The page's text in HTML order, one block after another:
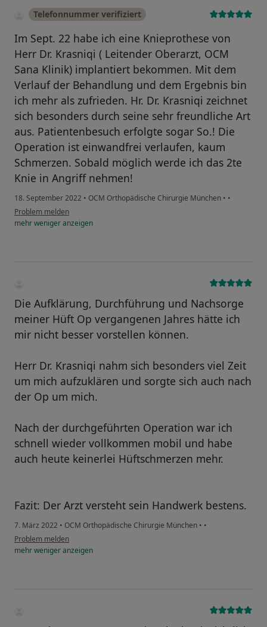
Telefonnummer verifiziert
Im Sept. 22 habe ich eine Knieprothese von
Herr Dr. Krasniqi ( Leitender Oberarzt, OCM
Sana Klinik) implantiert bekommen. Mit dem
Verlauf der Behandlung und dem Ergebnis bin
ich mehr als zufrieden. Hr. Dr. Krasniqi zeichnet
sich besonders durch seine sehr freundliche Art
aus. Patientenbesuch erfolgte sogar So.! Die
Operation ist einwandfrei verlaufen, kaum
Schmerzen. Sobald möglich werde ich das 2te
Knie in Angriff nehmen!
18. September 2022 • OCM Orthopädische Chirurgie München • •
Problem melden
mehrwenigeranzeigen
Die Aufklärung, Durchführung und Nachsorge
meiner Hüft Op vergangenen Jahres hätte ich
mir nicht besser vorstellen können.
Herr Dr. Krasniqi nahm sich besonders viel Zeit
um mich aufzuklären und sorgte sich auch nach
der Op um mich.
Nach der durchgeführten Operation war ich
schnell wieder vollkommen mobil und habe
auch heute keinerlei Hüftschmerzen mehr.
Fazit: Der Arzt versteht sein Handwerk bestens.
7. März 2022 • OCM Orthopädische Chirurgie München • •
Problem melden
mehrwenigeranzeigen